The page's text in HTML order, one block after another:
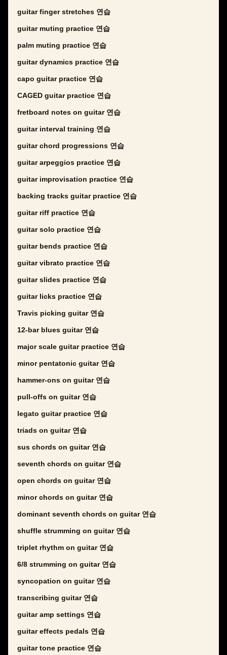
guitar finger stretches 연습
guitar muting practice 연습
palm muting practice 연습
guitar dynamics practice 연습
capo guitar practice 연습
CAGED guitar practice 연습
fretboard notes on guitar 연습
guitar interval training 연습
guitar chord progressions 연습
guitar arpeggios practice 연습
guitar improvisation practice 연습
backing tracks guitar practice 연습
guitar riff practice 연습
guitar solo practice 연습
guitar bends practice 연습
guitar vibrato practice 연습
guitar slides practice 연습
guitar licks practice 연습
Travis picking guitar 연습
12-bar blues guitar 연습
major scale guitar practice 연습
minor pentatonic guitar 연습
hammer-ons on guitar 연습
pull-offs on guitar 연습
legato guitar practice 연습
triads on guitar 연습
sus chords on guitar 연습
seventh chords on guitar 연습
open chords on guitar 연습
minor chords on guitar 연습
dominant seventh chords on guitar 연습
shuffle strumming on guitar 연습
triplet rhythm on guitar 연습
6/8 strumming on guitar 연습
syncopation on guitar 연습
transcribing guitar 연습
guitar amp settings 연습
guitar effects pedals 연습
guitar tone practice 연습